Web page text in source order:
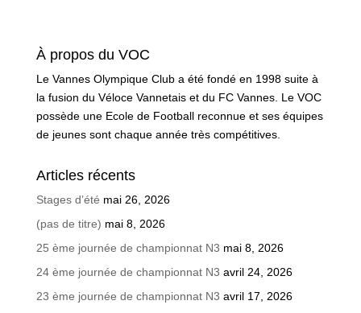
À propos du VOC
Le Vannes Olympique Club a été fondé en 1998 suite à
la fusion du Véloce Vannetais et du FC Vannes. Le VOC
possède une Ecole de Football reconnue et ses équipes
de jeunes sont chaque année très compétitives.
Articles récents
Stages d’été mai 26, 2026
(pas de titre) mai 8, 2026
25 ème journée de championnat N3 mai 8, 2026
24 ème journée de championnat N3 avril 24, 2026
23 ème journée de championnat N3 avril 17, 2026